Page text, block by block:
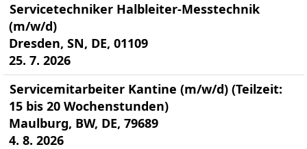
Servicetechniker Halbleiter-Messtechnik
(m/w/d)
Dresden, SN, DE, 01109
25. 7. 2026
Servicemitarbeiter Kantine (m/w/d) (Teilzeit:
15 bis 20 Wochenstunden)
Maulburg, BW, DE, 79689
4. 8. 2026